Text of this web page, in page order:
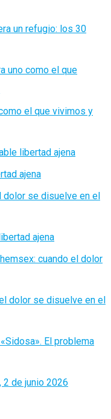
un refugio: los 30
uno como el que
el que vivimos y
libertad ajena
ajena
dolor se disuelve en el
ajena
cuando el dolor
dolor se disuelve en el
El problema
2 de junio 2026